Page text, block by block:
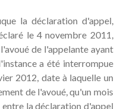
la déclaration d'appel,
le 4 novembre 2011,
de l'appelante ayant
a été interrompue
2012, date à laquelle un
de l'avoué, qu'un mois
la déclaration d'appel